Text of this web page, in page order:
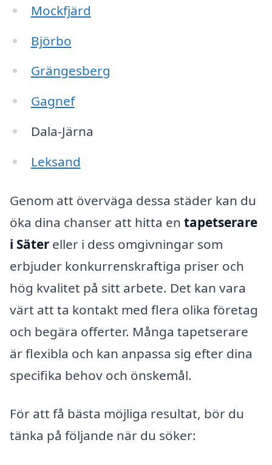
Mockfjärd
Björbo
Grängesberg
Gagnef
Dala-Järna
Leksand
Genom att överväga dessa städer kan du
öka dina chanser att hitta en tapetserare
i Säter eller i dess omgivningar som
erbjuder konkurrenskraftiga priser och
hög kvalitet på sitt arbete. Det kan vara
värt att ta kontakt med flera olika företag
och begära offerter. Många tapetserare
är flexibla och kan anpassa sig efter dina
specifika behov och önskemål.
För att få bästa möjliga resultat, bör du
tänka på följande när du söker: